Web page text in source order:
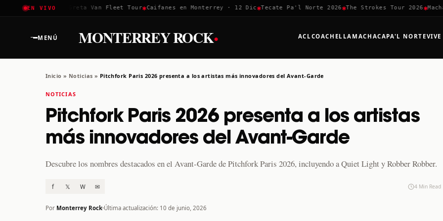
EN VIVO
Coachella 2026✱ Greta Van Fleet Tour✱Caifanes en Monterrey · 12 Dic ✱Tecate Pa'l Norte 2026✱The Strokes Tour 2026✱
MENÚ MONTERREY ROCK· ACLCOACHELLA MACHACAPA'L NORTE
Inicio » Noticias » Pitchfork Paris 2026 presenta a los artistas más innovadores del Avant-Garde
NOTICIAS
Pitchfork Paris 2026 presenta a los artistas
más innovadores del Avant-Garde
Descubre los nombres destacados en el Avant-Garde de Pitchfork Paris 2026, incluyendo a Quiet Light y Robber Robber.
f 𝕏 W ✉ 4 Min Read
Por Monterrey Rock Última actualización: 10 de junio, 2026